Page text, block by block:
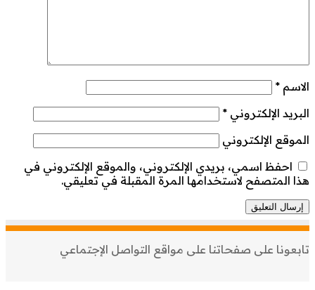
الاسم *
البريد الإلكتروني *
الموقع الإلكتروني
احفظ اسمي، بريدي الإلكتروني، والموقع الإلكتروني في
هذا المتصفح لاستخدامها المرة المقبلة في تعليقي.
تابعونا على صفحاتنا على مواقع التواصل الإجتماعي